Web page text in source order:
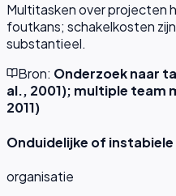
Multitasken over projecten
foutkans; schakelkosten
substantieel.
Bron: Onderzoek naar
al., 2001); multiple team
2011)
Onduidelijke of
organisatie